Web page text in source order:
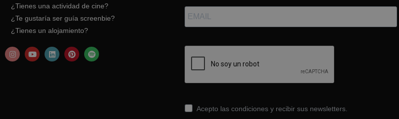
¿Tienes una actividad de cine?
¿Te gustaría ser guía screenbie?
¿Tienes un alojamiento?
Acepto las condiciones y recibir sus newsletters.